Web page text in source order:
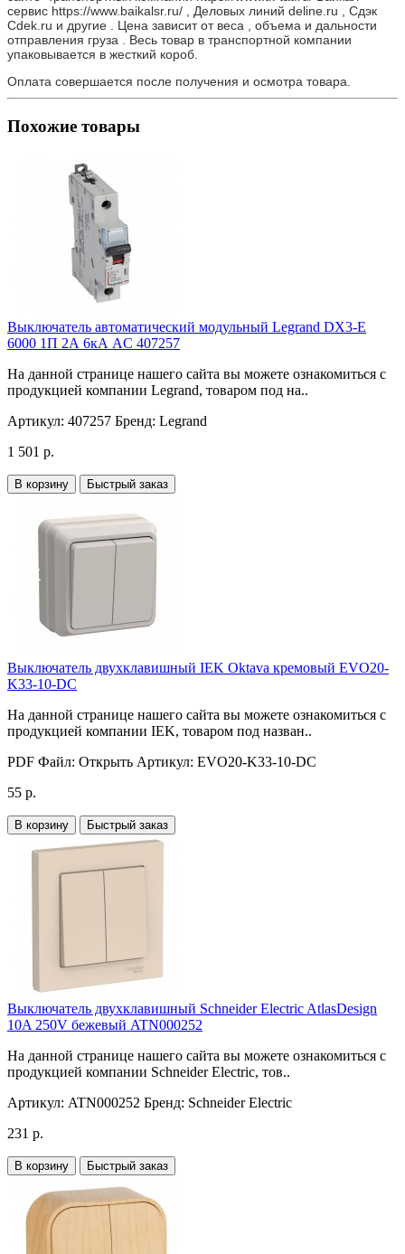
сервис https://www.baikalsr.ru/ , Деловых линий deline.ru , Сдэк
Cdek.ru и другие . Цена зависит от веса , объема и дальности
отправления груза . Весь товар в транспортной компании
упаковывается в жесткий короб.
Оплата совершается после получения и осмотра товара.
Похожие товары
Выключатель автоматический модульный Legrand DX3-E
6000 1П 2А 6кА AC 407257
На данной странице нашего сайта вы можете ознакомиться с
продукцией компании Legrand, товаром под на..
Артикул: 407257 Бренд: Legrand
1 501 р.
В корзину Быстрый заказ
Выключатель двухклавишный IEK Oktava кремовый EVO20-
K33-10-DC
На данной странице нашего сайта вы можете ознакомиться с
продукцией компании IEK, товаром под назван..
PDF Файл: Открыть Артикул: EVO20-K33-10-DC
55 р.
В корзину Быстрый заказ
Выключатель двухклавишный Schneider Electric AtlasDesign
10A 250V бежевый ATN000252
На данной странице нашего сайта вы можете ознакомиться с
продукцией компании Schneider Electric, тов..
Артикул: ATN000252 Бренд: Schneider Electric
231 р.
В корзину Быстрый заказ